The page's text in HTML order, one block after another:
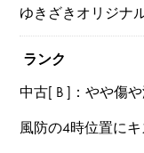
ゆきざきオリジナ
ランク
中古[ B ]：やや傷
風防の4時位置にキ